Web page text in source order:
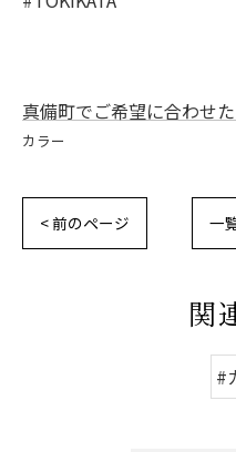
真備町でご希望に合わせ
カラー
< 前のページ 一
関
#